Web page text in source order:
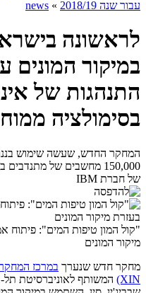
עבור שנה 2018/19
»
news
לראשונה
במיקור המונים
התנהגות של
בסימולציה
המחקר החדש, שעשה שימוש
של חברת IBM
"קול המון טיפות המים": פיתוח
מיקור המונים
מחקר חדש שנערך במרכז
(XIN המשותף לאוניברסיטת תל-